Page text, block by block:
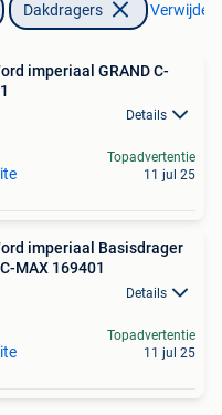
Dakdragers Verwijder
imperiaal GRAND C-
Details
Topadvertentie
11 jul 25
imperiaal Basisdrager
MAX 169401
Details
Topadvertentie
11 jul 25